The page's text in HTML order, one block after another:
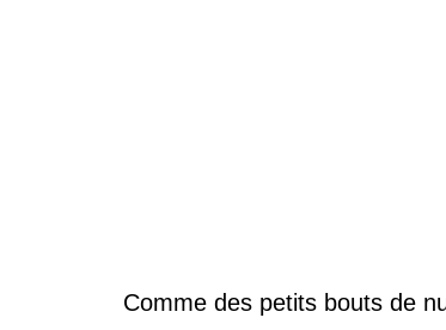
Comme des petits bouts de